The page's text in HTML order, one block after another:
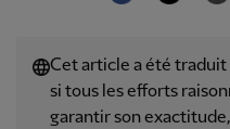
Cet article a été
si tous les efforts
garantir son